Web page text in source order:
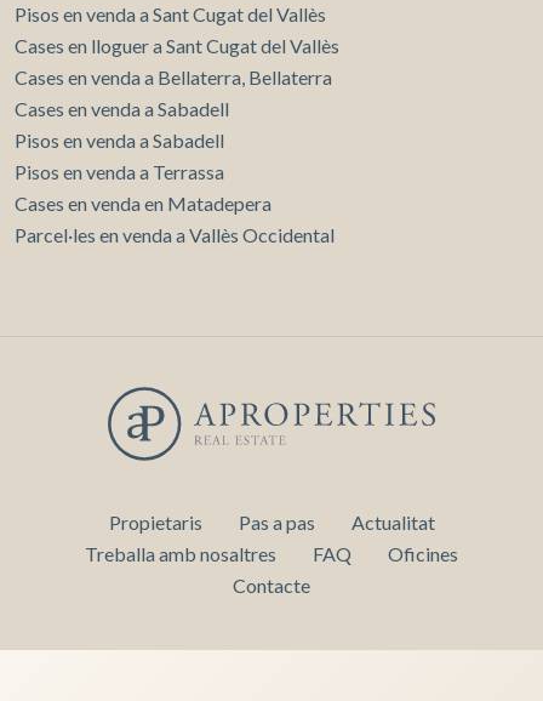
Pisos en venda a Sant Cugat del Vallès
Cases en lloguer a Sant Cugat del Vallès
Cases en venda a Bellaterra, Bellaterra
Cases en venda a Sabadell
Pisos en venda a Sabadell
Pisos en venda a Terrassa
Cases en venda en Matadepera
Parcel·les en venda a Vallès Occidental
Propietaris Pas a pas
Actualitat
Treballa amb nosaltres
FAQ
Oficines
Contacte